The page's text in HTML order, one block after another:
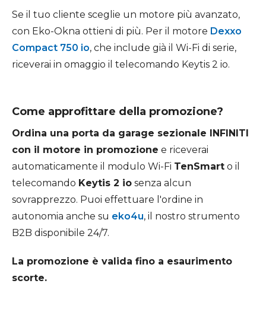
Se il tuo cliente sceglie un motore più avanzato,
con Eko-Okna ottieni di più. Per il motore Dexxo
Compact 750 io, che include già il Wi-Fi di serie,
riceverai in omaggio il telecomando Keytis 2 io.
Come approfittare della promozione?
Ordina una porta da garage sezionale INFINITI
con il motore in promozione e riceverai
automaticamente il modulo Wi-Fi TenSmart o il
telecomando Keytis 2 io senza alcun
sovrapprezzo. Puoi effettuare l'ordine in
autonomia anche su eko4u, il nostro strumento
B2B disponibile 24/7.
La promozione è valida fino a esaurimento
scorte.